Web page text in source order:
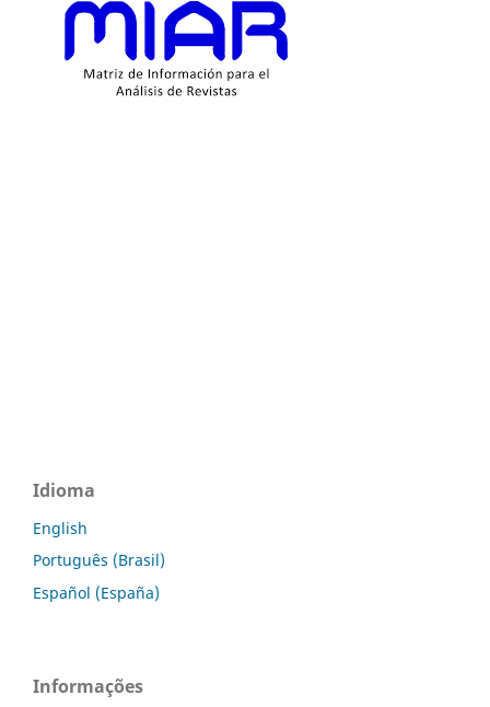
Idioma
English
Português (Brasil)
Español (España)
Informações